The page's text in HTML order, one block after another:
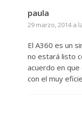
paula
29 marzo, 2014 a
El A360 es un
no estará listo
acuerdo en
con el muy